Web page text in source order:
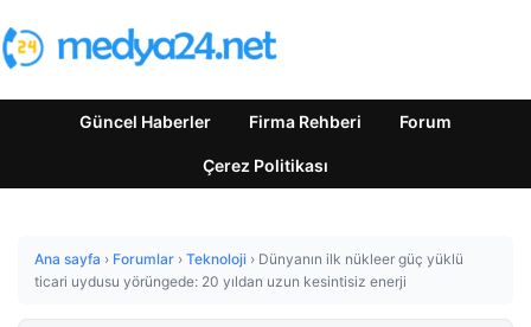
Güncel Haberler Firma Rehberi Forum
Çerez Politikası
Ana sayfa › Forumlar › Teknoloji › Dünyanın ilk nükleer güç yüklü
ticari uydusu yörüngede: 20 yıldan uzun kesintisiz enerji